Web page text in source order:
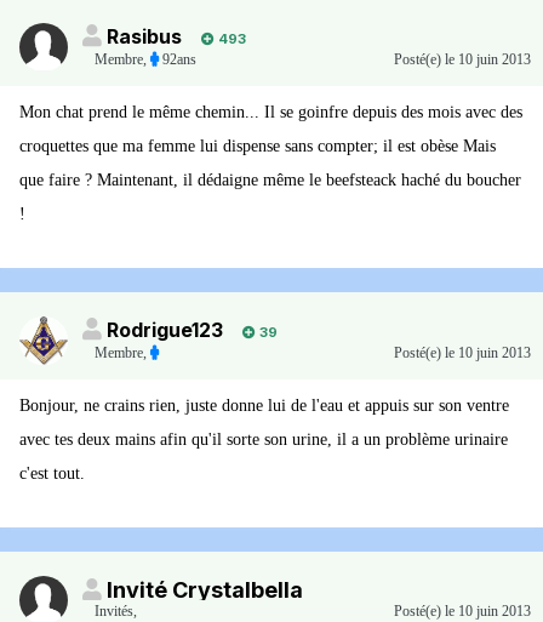
Rasibus
493
Membre, 92ans Posté(e) le 10 juin 2013
Mon chat prend le même chemin... Il se goinfre depuis des mois avec des
croquettes que ma femme lui dispense sans compter; il est obèse Mais
que faire ? Maintenant, il dédaigne même le beefsteack haché du boucher
!
Rodrigue123
39
Membre, Posté(e) le 10 juin 2013
Bonjour, ne crains rien, juste donne lui de l'eau et appuis sur son ventre
avec tes deux mains afin qu'il sorte son urine, il a un problème urinaire
c'est tout.
Invité Crystalbella
Invités, Posté(e) le 10 juin 2013